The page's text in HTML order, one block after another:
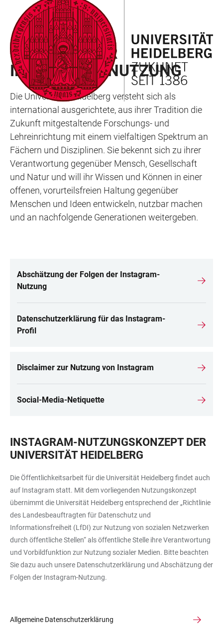
LINKS
ZUR
BARRIEREFREIHEIT
ZUM
HAUPTINHALT
HAUPTNAVIGATION
ÖFFNEN
WEBSEITENSUCHE
ÖFFNEN
HINWEISE ZUR
INSTAGRAM-NUTZUNG
Die Universität Heidelberg versteht sich als
international ausgerichtete, aus ihrer Tradition die
Zukunft mitgestaltende Forschungs- und
Lehreinrichtung mit einem vielfaltigen Spektrum an
Fächern und Disziplinen. Sie bekennt sich zu ihrer
Verantwortung gegenüber Mensch, Gesellschaft
und Natur und will ihr Wissen und Können in einer
offenen, vorurteilsfreien Haltung gegenüber
Menschen und Ideen entwickeln, nutzbar machen
und an nachfolgende Generationen weitergeben.
LINKS
Abschätzung der Folgen der Instagram-
Nutzung
Datenschutzerklärung für das Instagram-
Profil
Disclaimer zur Nutzung von Instagram
Social-Media-Netiquette
INSTAGRAM-NUTZUNGSKONZEPT DER
UNIVERSITÄT HEIDELBERG
Die Öffentlichkeitsarbeit für die Universität Heidelberg findet auch
auf Instagram statt. Mit dem vorliegenden Nutzungskonzept
übernimmt die Universität Heidelberg entsprechend der „Richtlinie
des Landesbeauftragten für Datenschutz und
Informationsfreiheit (LfDI) zur Nutzung von sozialen Netzwerken
durch öffentliche Stellen“ als öffentliche Stelle ihre Verantwortung
und Vorbildfunktion zur Nutzung sozialer Medien. Bitte beachten
Sie dazu auch unsere Datenschutzerklärung und Abschätzung der
Folgen der Instagram-Nutzung.
Allgemeine Datenschutzerklärung